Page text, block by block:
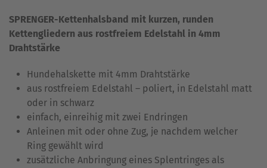
SPRENGER-Kettenhalsband mit kurzen, runden
Kettengliedern aus rostfreiem Edelstahl in 4mm
Drahtstärke
Hundehalskette mit 4mm Drahtstärke
aus rostfreiem Edelstahl – poliert, in Edelstahl matt
oder in schwarz
einfach, einreihig mit zwei Endringen
Anleinen mit oder ohne Zug, je nachdem welcher
Ring gewählt wird
zusätzliche Anbringung eines Splentringes als